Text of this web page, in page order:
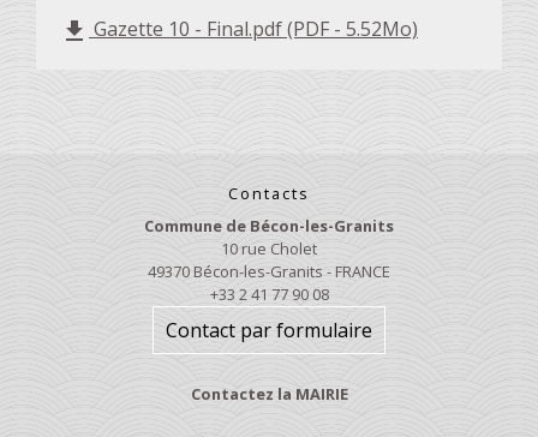
file_download Gazette 10 - Final.pdf (PDF - 5.52Mo)
Contacts
Commune de Bécon-les-Granits
10 rue Cholet
49370 Bécon-les-Granits - FRANCE
+33 2 41 77 90 08
Contact par formulaire
Contactez la MAIRIE